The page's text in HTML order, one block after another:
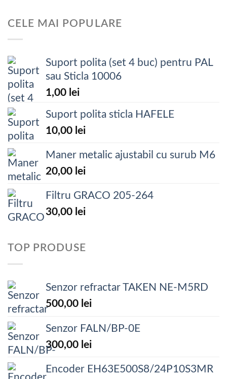
CELE MAI POPULARE
Suport polita (set 4 buc) pentru PAL
sau Sticla 10006
1,00 lei
Suport polita sticla HAFELE
10,00 lei
Maner metalic ajustabil cu surub M6
20,00 lei
Filtru GRACO 205-264
30,00 lei
TOP PRODUSE
Senzor refractar TAKEN NE-M5RD
500,00 lei
Senzor FALN/BP-0E
300,00 lei
Encoder EH63E500S8/24P10S3MR